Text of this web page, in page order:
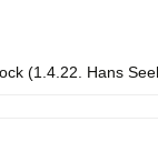
(1.4.22. Hans